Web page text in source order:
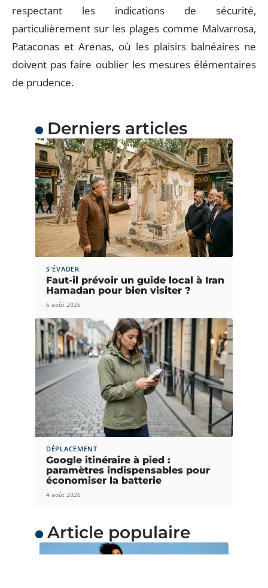
respectant les indications de sécurité,
particulièrement sur les plages comme Malvarrosa,
Pataconas et Arenas, où les plaisirs balnéaires ne
doivent pas faire oublier les mesures élémentaires
de prudence.
Derniers articles
S'ÉVADER
Faut-il prévoir un guide local à Iran
Hamadan pour bien visiter ?
6 août 2026
DÉPLACEMENT
Google itinéraire à pied :
paramètres indispensables pour
économiser la batterie
4 août 2026
Article populaire